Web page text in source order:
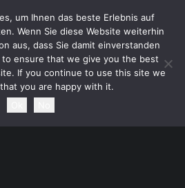
Default
Shop
um Ihnen das beste Erlebnis auf
Wenn Sie diese Website weiterhin
aus, dass Sie damit einverstanden
to ensure that we give you the best
If you continue to use this site we
you are happy with it.